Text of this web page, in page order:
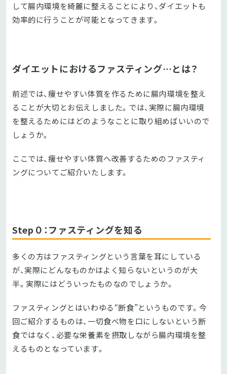
して腸内環境を綺麗に整えることにより、ダイエットも
効率的に行うことが可能となってきます。
ダイエットにおけるファスティング…とは？
前述では、痩せやすい体質を作るために腸内環境を整え
ることが大切とお伝えしました。では、実際に腸内環境
を整えるためにはどのようなことに取り組めばいいので
しょうか。
ここでは、痩せやすい体質へ改善するためのファスティ
ングについてご紹介いたします。
Step０：ファスティングを知る
多くの方はファスティングという言葉を耳にしている
が、実際にどんなものかはよく知らないというのが大
半。実際にはどういったものなのでしょうか。
ファスティングとはいわゆる“断食”というものです。今
回ご紹介するものは、一切食べ物を口にしないという断
食ではなく、必要な栄養素を摂取しながら腸内環境を整
えるものとなっています。